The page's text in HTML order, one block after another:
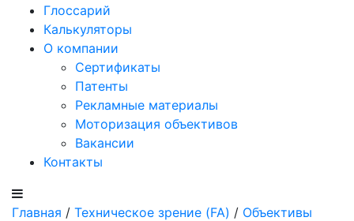
Глоссарий
Калькуляторы
О компании
Сертификаты
Патенты
Рекламные материалы
Моторизация объективов
Вакансии
Контакты
Главная / Техническое зрение (FA) / Объективы